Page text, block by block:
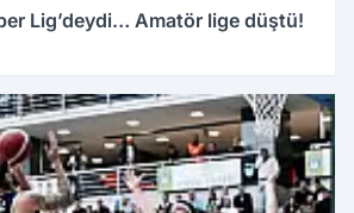
Lig’deydi… Amatör lige düştü!